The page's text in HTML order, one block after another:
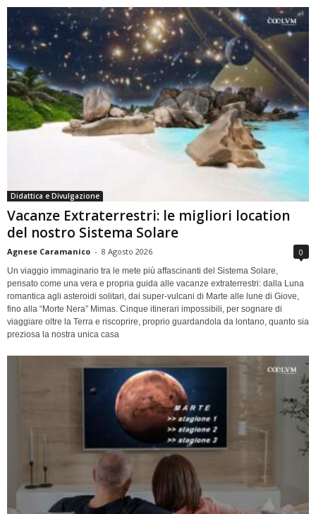
Didattica e Divulgazione
Vacanze Extraterrestri: le migliori location
del nostro Sistema Solare
Agnese Caramanico - 8 Agosto 2026 0
Un viaggio immaginario tra le mete più affascinanti del Sistema Solare,
pensato come una vera e propria guida alle vacanze extraterrestri: dalla Luna
romantica agli asteroidi solitari, dai super-vulcani di Marte alle lune di Giove,
fino alla “Morte Nera” Mimas. Cinque itinerari impossibili, per sognare di
viaggiare oltre la Terra e riscoprire, proprio guardandola da lontano, quanto sia
preziosa la nostra unica casa